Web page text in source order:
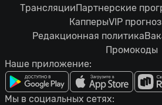
ТрансляцииПартнерские
КапперыVIP
Редакционная политика
Промокоды
Наше приложение:
Мы в социальных сетях: